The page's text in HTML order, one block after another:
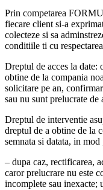
Prin competarea
fiecare client si-a
colecteze si sa
conditiile ti cu
Dreptul de acces la date:
obtine de la compania
solicitare pe an,
sau nu sunt prelucrate de
Dreptul de interventie
dreptul de a obtine de la
semnata si datata, in mod
– dupa caz, rectificarea,
caror prelucrare nu este
incomplete sau inexacte;